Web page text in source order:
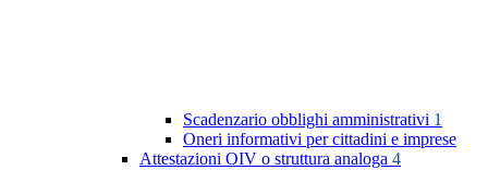
Scadenzario obblighi amministrativi 1
Oneri informativi per cittadini e imprese
Attestazioni OIV o struttura analoga 4